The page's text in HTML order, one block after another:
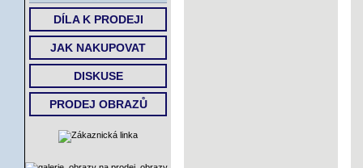
DÍLA K PRODEJI
JAK NAKUPOVAT
DISKUSE
PRODEJ OBRAZŮ